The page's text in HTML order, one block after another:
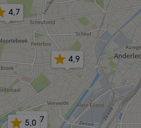
4,7
4,9
4,7
5,0